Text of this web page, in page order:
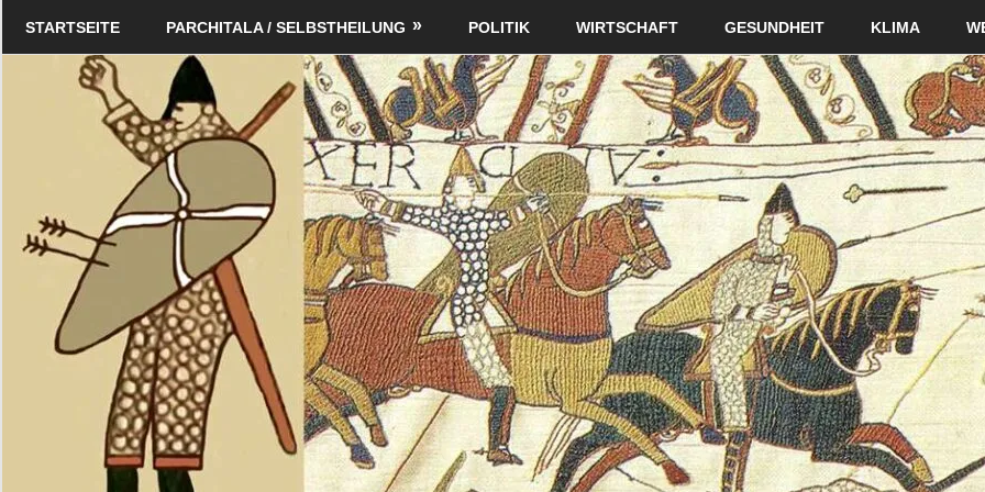
Schildverlag
STARTSEITE PARCHITALA / SELBSTHEILUNG POLITIK WIRTSCHAFT GESUNDHEIT KLIMA